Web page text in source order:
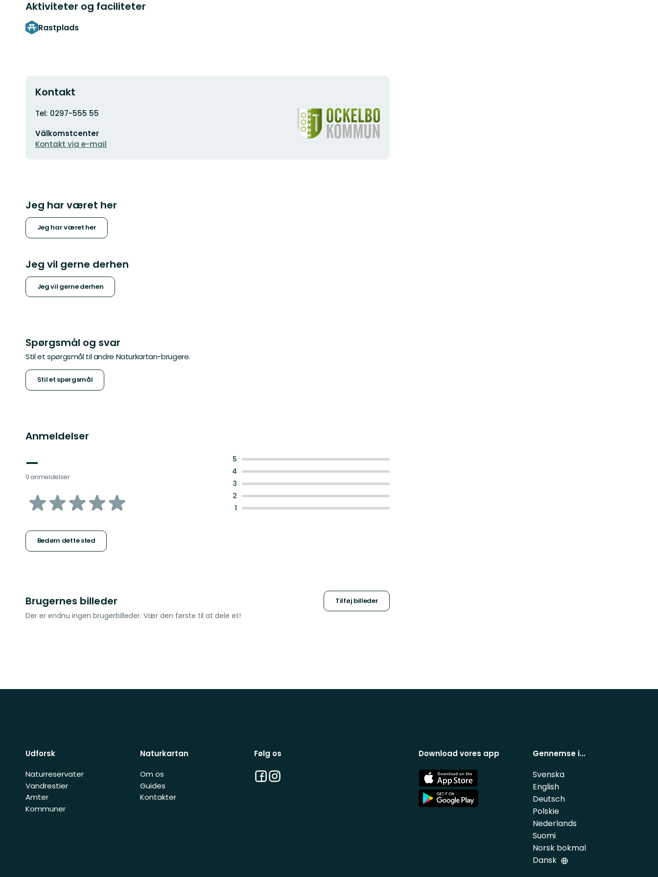
Aktiviteter og faciliteter
Rastplads
Kontakt
Adresse
Tel: 0297-555 55
mailadresse
Välkomstcenter
Kontakt via e-mail
Organisationens
logotype
Jeg har været her
Jeg har været her
Jeg vil gerne derhen
Jeg vil gerne derhen
Spørgsmål og svar
Stil et spørgsmål til andre Naturkartan-brugere.
Stil et spørgsmål
Anmeldelser
—
0 anmeldelser
ud
5
Bedøm dette sted
5
4
3
2
1
Brugernes billeder Tilføj billeder
Der er endnu ingen brugerbilleder. Vær den første til at dele et!
Udforsk
Naturreservater
Vandrestier
Amter
Kommuner
Naturkartan
Om os
Guides
Kontakter
Følg os
Facebook
Instagram
Download vores app
App
Store
App
Store
Gennemse i…
Svenska
English
Deutsch
Polskie
Nederlands
Suomi
Norsk bokmal
Dansk